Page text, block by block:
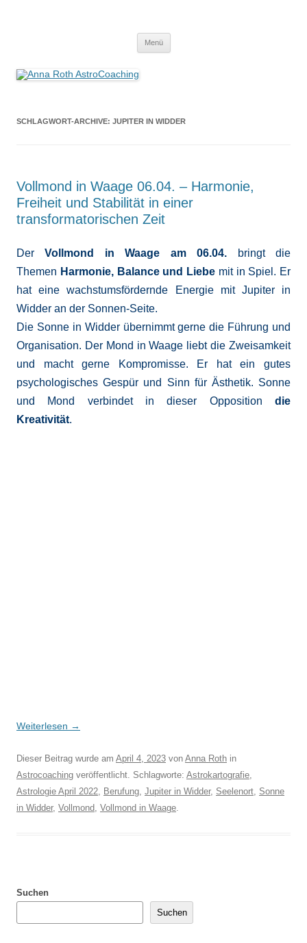
Menü
SCHLAGWORT-ARCHIVE: JUPITER IN WIDDER
Vollmond in Waage 06.04. – Harmonie,
Freiheit und Stabilität in einer
transformatorischen Zeit
DerVollmond in Waage am 06.04. bringt die
Themen Harmonie, Balance und Liebe mit in Spiel. Er
hat eine wachstumsfördernde Energie mit Jupiter in
Widder an der Sonnen-Seite.
Die Sonne in Widder übernimmt gerne die Führung und
Organisation. Der Mond in Waage liebt die Zweisamkeit
und macht gerne Kompromisse. Er hat ein gutes
psychologisches Gespür und Sinn für Ästhetik. Sonne
und Mond verbindet in dieser Opposition die
Kreativität.
Weiterlesen →
Dieser Beitrag wurde am April 4, 2023 von Anna Roth in
Astrocoaching veröffentlicht. Schlagworte: Astrokartografie,
Astrologie April 2022, Berufung, Jupiter in Widder, Seelenort, Sonne
in Widder, Vollmond, Vollmond in Waage.
Suchen
Suchen